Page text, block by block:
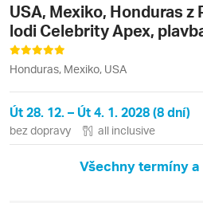
USA, Mexiko, Honduras z
lodi Celebrity Apex,
Honduras, Mexiko, USA
Út 28. 12. – Út 4. 1. 2028 (8 dní)
bez dopravy all inclusive
Všechny termíny